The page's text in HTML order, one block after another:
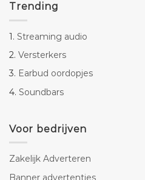
Trending
1. Streaming audio
2. Versterkers
3. Earbud oordopjes
4. Soundbars
Voor bedrijven
Zakelijk Adverteren
Banner advertenties